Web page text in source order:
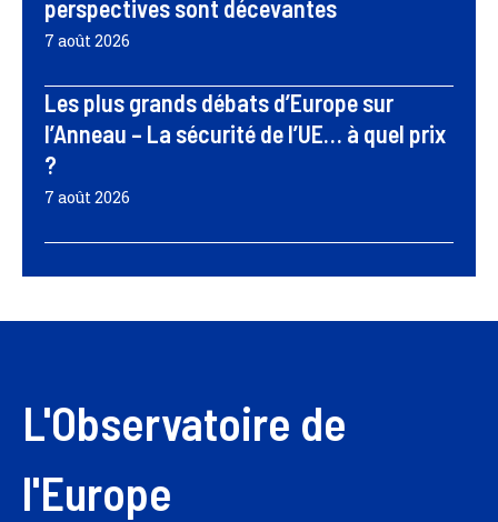
perspectives sont décevantes
7 août 2026
Les plus grands débats d’Europe sur
l’Anneau – La sécurité de l’UE… à quel prix
?
7 août 2026
L'Observatoire de
l'Europe